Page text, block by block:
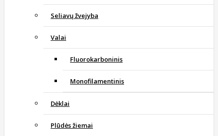
Seliavų žvejyba
Valai
Fluorokarboninis
Monofilamentinis
Dėklai
Plūdės žiemai